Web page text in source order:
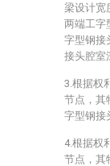
梁设计宽
两端工字
字型钢接
接头腔室
3.根据权
节点，其
字型钢接
4.根据权
节点，其